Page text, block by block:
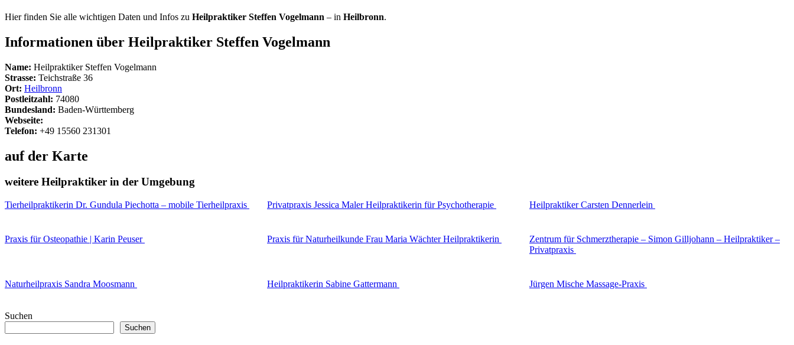
Hier finden Sie alle wichtigen Daten und Infos zu Heilpraktiker Steffen Vogelmann – in Heilbronn.
Informationen über Heilpraktiker Steffen Vogelmann
Name: Heilpraktiker Steffen Vogelmann
Strasse: Teichstraße 36
Ort: Heilbronn
Postleitzahl: 74080
Bundesland: Baden-Württemberg
Webseite:
Telefon: +49 15560 231301
auf der Karte
weitere Heilpraktiker in der Umgebung
Tierheilpraktikerin Dr. Gundula Piechotta – mobile Tierheilpraxis Privatpraxis Jessica Maler Heilpraktikerin für Psychotherapie Heilpraktiker Carsten Dennerlein
Praxis für Osteopathie | Karin Peuser Praxis für Naturheilkunde Frau Maria Wächter Heilpraktikerin
Zentrum für Schmerztherapie – Simon Gilljohann – Heilpraktiker –
Privatpraxis
Naturheilpraxis Sandra Moosmann Heilpraktikerin Sabine Gattermann Jürgen Mische Massage-Praxis
Suchen
Suchen